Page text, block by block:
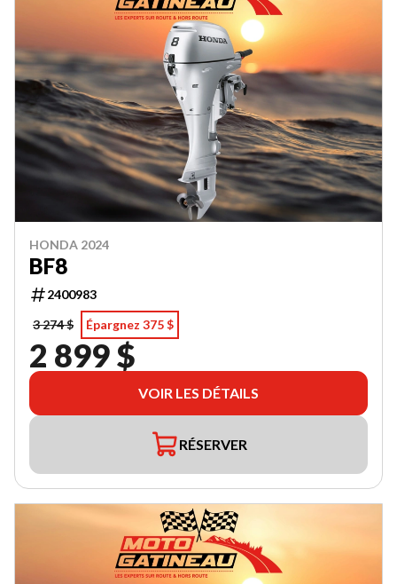
HONDA 2024
BF8
2400983
3 274 $
Épargnez 375 $
2 899 $
VOIR LES DÉTAILS
RÉSERVER